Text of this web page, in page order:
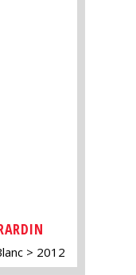
2012